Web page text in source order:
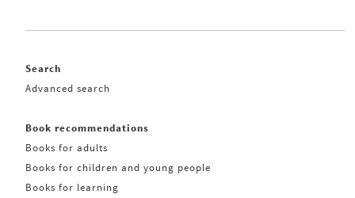
Search
Advanced search
Book recommendations
Books for adults
Books for children and young people
Books for learning